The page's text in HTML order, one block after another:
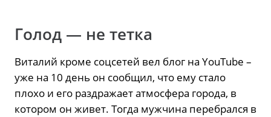
Голод — не тетка
Виталий кроме соцсетей вел блог на YouTube –
уже на 10 день он сообщил, что ему стало
плохо и его раздражает атмосфера города, в
котором он живет. Тогда мужчина перебрался в